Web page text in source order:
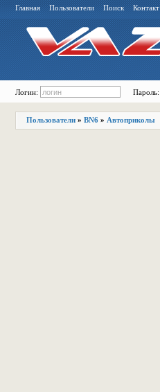
Главная Пользователи Поиск Контакт
Логин: Пароль:
Пользователи » BN6 » Автоприколы